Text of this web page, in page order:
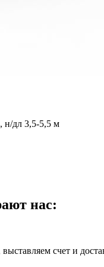
н/дл 3,5-5,5 м
нас:
счет и